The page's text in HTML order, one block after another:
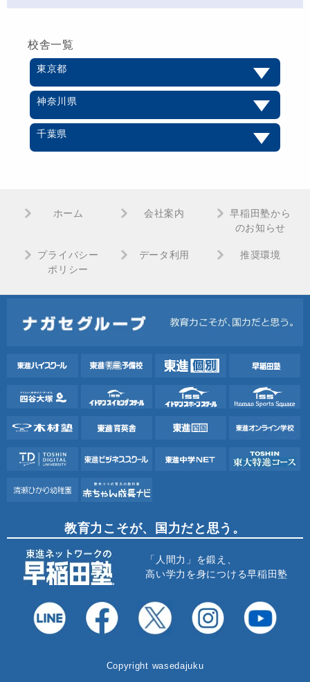
校舎一覧
東京都
神奈川県
千葉県
ホーム 会社案内
早稲田塾から
のお知らせ
プライバシー
ポリシー
データ利用 推奨環境
教育力こそが、国力だと思う。
「人間力」を鍛え、
高い学力を身につける早稲田塾
Copyright wasedajuku